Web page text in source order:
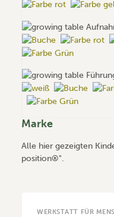
Marke
Alle hier gezeigten
position®".
WERKSTATT FÜR